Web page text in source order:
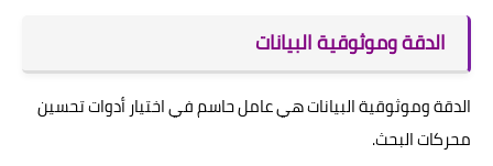
الدقة وموثوقية البيانات
الدقة وموثوقية البيانات هي عامل حاسم في اختيار أدوات تحسين
محركات البحث.